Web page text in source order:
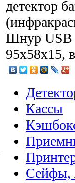
детектор
Шнур USB
95х58х15,
Кассы
Сейфы,